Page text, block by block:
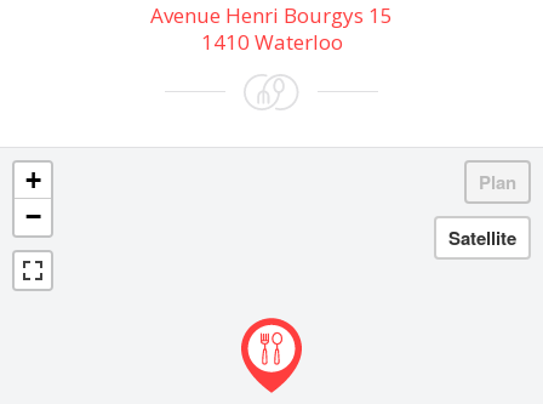
Avenue Henri Bourgys 15
1410 Waterloo
+
−